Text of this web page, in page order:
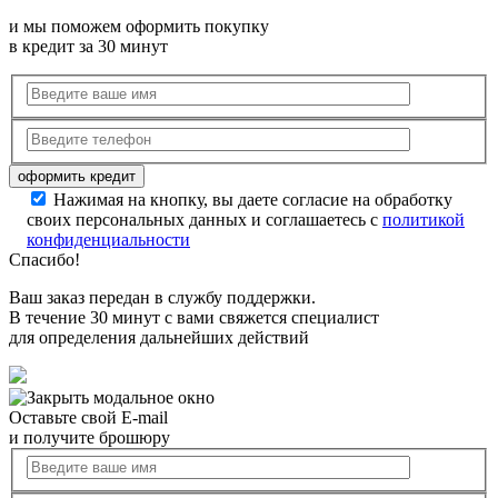
и мы поможем оформить покупку
в кредит за 30 минут
Нажимая на кнопку, вы даете согласие на обработку
своих персональных данных и соглашаетесь с политикой
конфиденциальности
Спасибо!
Ваш заказ передан в службу поддержки.
В течение 30 минут с вами свяжется специалист
для определения дальнейших действий
Оставьте свой E-mail
и получите брошюру